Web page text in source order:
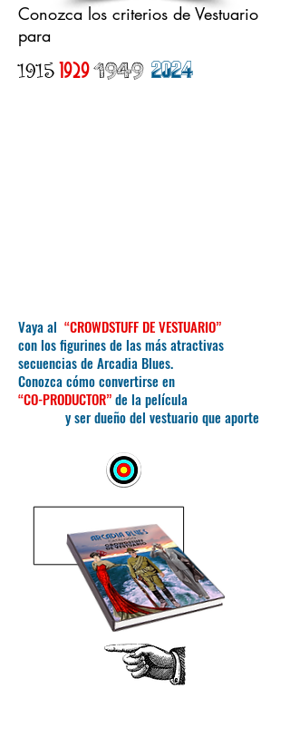
Conozca los criterios de Vestuario
para
19151929 1949 2024
Vaya al “CROWDSTUFF DE VESTUARIO”
con los figurines de las más atractivas
secuenciasde Arcadia Blues.
Conozca cómo convertirse en
“CO-PRODUCTOR”de la película
y ser dueño del vestuario que aporte